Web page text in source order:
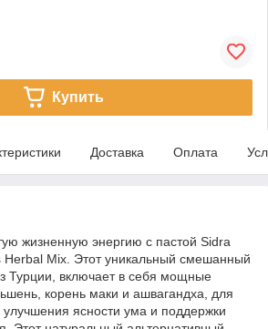
Купить
Доставка Оплата
жизненную энергию с пастой Sidra
Herbal Mix. Этот уникальный смешанный
Турции, включает в себя мощные
корень маки и ашвагандха, для
ясности ума и поддержки